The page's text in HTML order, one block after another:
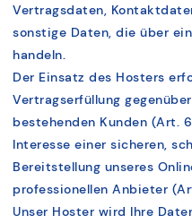
Vertragsdaten,
sonstige Daten, die über
handeln.
Der Einsatz des Hosters
Vertragserfüllung
bestehenden Kunden (Art.
Interesse einer sicheren,
Bereitstellung unseres
professionellen Anbieter
Unser Hoster wird Ihre